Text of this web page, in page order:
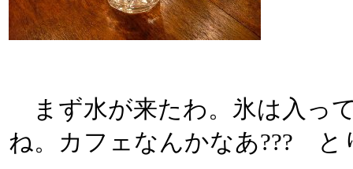
まず水が来たわ。氷は入っ
ね。カフェなんかなあ??? と